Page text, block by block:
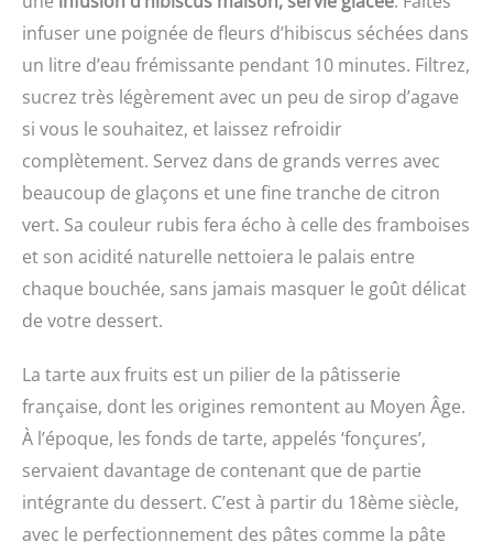
infuser une poignée de fleurs d’hibiscus séchées dans
un litre d’eau frémissante pendant 10 minutes. Filtrez,
sucrez très légèrement avec un peu de sirop d’agave
si vous le souhaitez, et laissez refroidir
complètement. Servez dans de grands verres avec
beaucoup de glaçons et une fine tranche de citron
vert. Sa couleur rubis fera écho à celle des framboises
et son acidité naturelle nettoiera le palais entre
chaque bouchée, sans jamais masquer le goût délicat
de votre dessert.
La tarte aux fruits est un pilier de la pâtisserie
française, dont les origines remontent au Moyen Âge.
À l’époque, les fonds de tarte, appelés ‘fonçures’,
servaient davantage de contenant que de partie
intégrante du dessert. C’est à partir du 18ème siècle,
avec le perfectionnement des pâtes comme la pâte